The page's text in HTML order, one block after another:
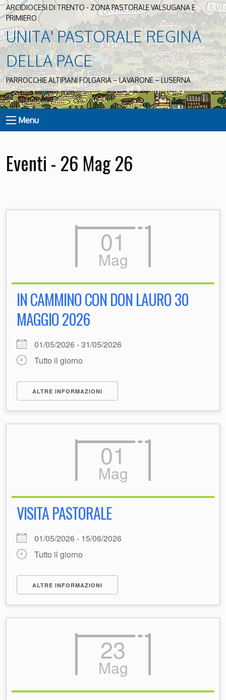
ARCIDIOCESI DI TRENTO - ZONA PASTORALE VALSUGANA E
PRIMIERO
UNITA' PASTORALE REGINA
DELLA PACE
PARROCCHIE ALTIPIANI FOLGARIA – LAVARONE – LUSERNA
Menu
Eventi - 26 Mag 26
01
Mag
IN CAMMINO CON DON LAURO 30
MAGGIO 2026
01/05/2026 - 31/05/2026
Tutto il giorno
ALTRE INFORMAZIONI
01
Mag
VISITA PASTORALE
01/05/2026 - 15/06/2026
Tutto il giorno
ALTRE INFORMAZIONI
23
Mag